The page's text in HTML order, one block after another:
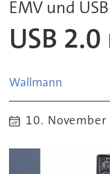
EMV und
USB
Wallmann
10.